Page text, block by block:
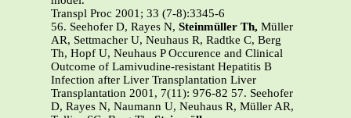
Transpl Proc 2001; 33 (7-8):3345-6
56. Seehofer D, Rayes N, Steinmüller Th, Müller
AR, Settmacher U, Neuhaus R, Radtke C, Berg
Th, Hopf U, Neuhaus P Occurence and Clinical
Outcome of Lamivudine-resistant Hepatitis B
Infection after Liver Transplantation Liver
Transplantation 2001, 7(11): 976-82 57. Seehofer
D, Rayes N, Naumann U, Neuhaus R, Müller AR,